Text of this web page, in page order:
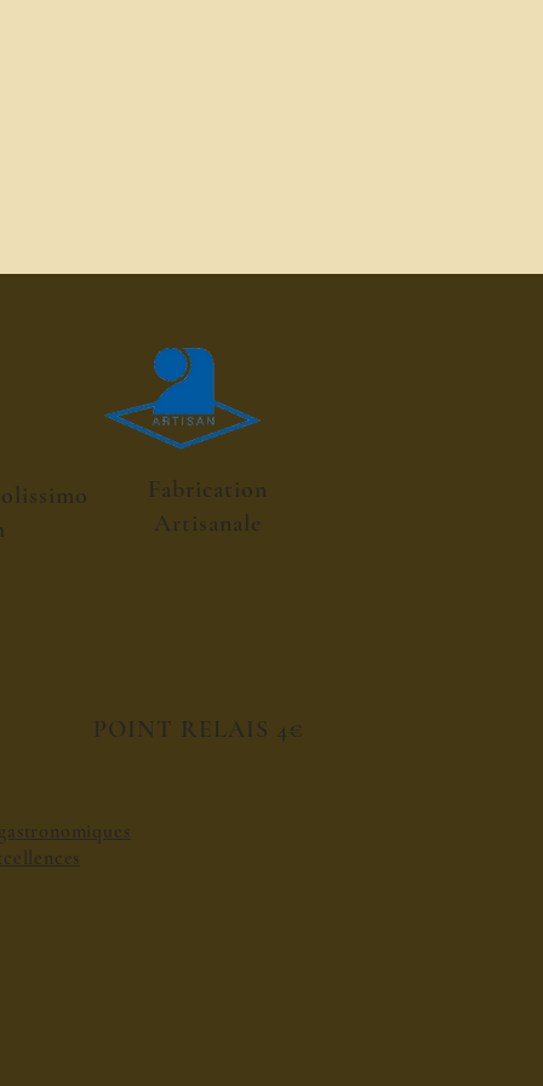
Fabrication
Artisanale
POINT RELAIS 4€